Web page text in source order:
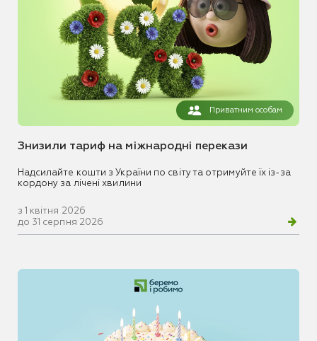
Приватним особам
Знизили тариф на міжнародні перекази
Надсилайте кошти з України по світу та отримуйте їх із-за
кордону за лічені хвилини
з 1 квітня 2026
до 31 серпня 2026